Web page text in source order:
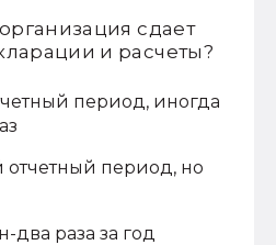
сдает
и расчеты?
период, иногда
период, но
два раза за год